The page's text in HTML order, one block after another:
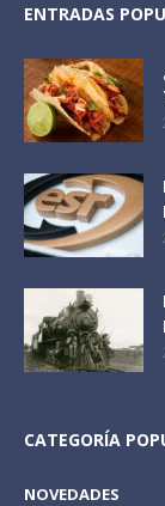
ENTRADAS
CATEGORÍA
NOVEDADES